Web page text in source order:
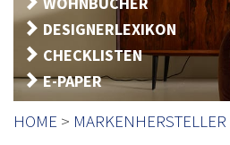
DESIGNERLEXIKON
CHECKLISTEN
E-PAPER
HOME > MARKENHERSTELLER